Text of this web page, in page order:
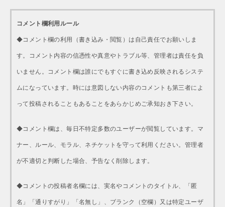
コメント欄利用ルール
◆コメント欄の利用（書き込み・閲覧）は自己責任でお願いしま
す。コメント内容の信憑性や真意やトラブル等、管理者は責任を負
いません。コメント欄は誰にでもすぐに書き込め反映されるシステ
ムになっています。時には意図しない内容のコメントも第三者によ
って投稿されることもあることをあらかじめご承知おき下さい。
◆コメント欄は、毎日不特定多数のユーザーが閲覧しています。マ
ナー、ルール、モラル、ネチケットを守って利用ください。管理者
が不適切と判断した場合、予告なく削除します。
◆コメントの投稿者名欄には、実名やコメントのタイトル、「匿
名」「通りすがり」「名無し」、ブランク（空欄）又は特定ユーザ